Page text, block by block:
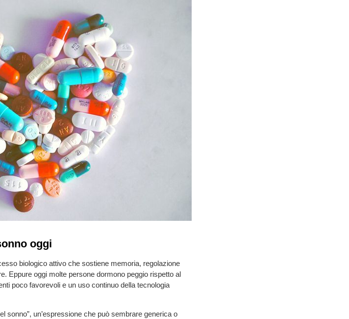
oggi
biologico attivo che sostiene memoria, regolazione
Eppure oggi molte persone dormono peggio rispetto al
poco favorevoli e un uso continuo della tecnologia
sonno”, un’espressione che può sembrare generica o